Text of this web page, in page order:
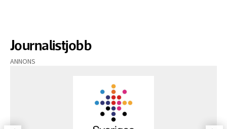
Journalistjobb
ANNONS